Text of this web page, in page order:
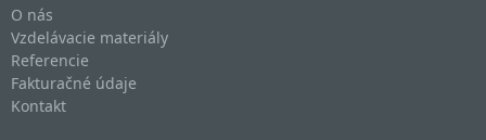
O nás
Vzdelávacie materiály
Referencie
Fakturačné údaje
Kontakt